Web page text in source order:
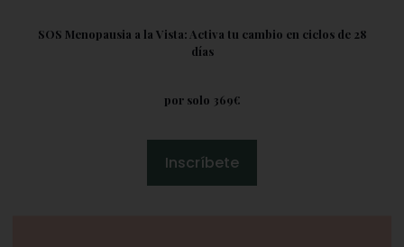
SOS Menopausia a la Vista: Activa tu cambio en ciclos de 28
días
por solo 369€
Inscríbete